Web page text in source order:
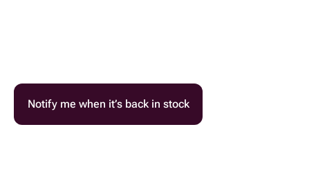
Notify me when it’s back in stock